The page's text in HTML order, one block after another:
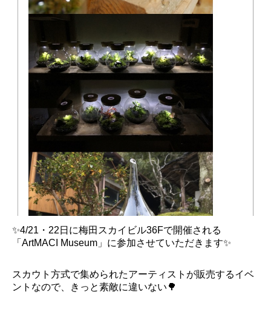
✨4/21・22日に梅田スカイビル36Fで開催される
「ArtMACI Museum」に参加させていただきます✨
スカウト方式で集められたアーティストが販売するイベ
ントなので、きっと素敵に違いない🌳